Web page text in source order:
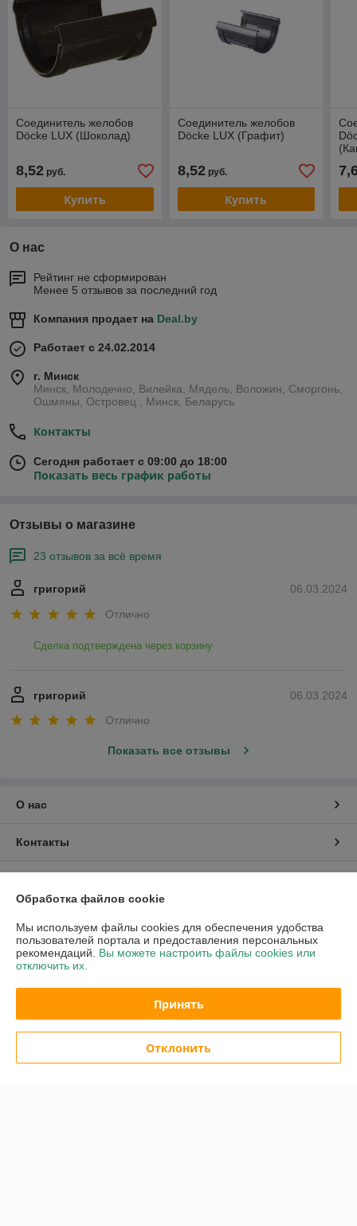
Соединитель желобов
Döcke LUX (Шоколад)
8,52 руб.
Купить
Соединитель желобов
Döcke LUX (Графит)
8,52руб.
Купить
О нас
Рейтинг не сформирован
Менее 5 отзывов за последний год
Компания продает на Deal.by
Работает с 24.02.2014
г. Минск
Минск, Молодечно, Вилейка, Мядель, Воложин, Сморгонь,
Ошмяны, Островец , Минск, Беларусь
Контакты
Сегодня работает с 09:00 до 18:00
Показать весь график работы
Отзывы о магазине
23 отзывов за всё время
06.03.2024
григорий
Отлично
Сделка подтверждена через корзину
06.03.2024
григорий
Отлично
Показать все отзывы
О нас
Контакты
Полная версия сайта
Политика обработки cookies
Сайт создан на платформе Deal.by
Обработка файлов cookie
Мы используем файлы cookies для обеспечения удобства
пользователей портала и предоставления персональных
рекомендаций. Вы можете настроить файлы cookies или
отключить их.
Принять
Отклонить